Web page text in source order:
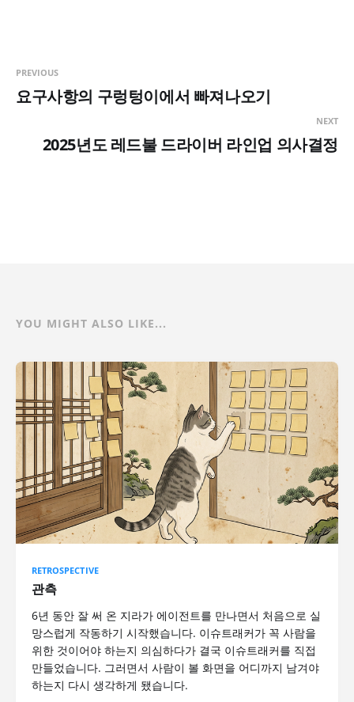
PREVIOUS
요구사항의 구렁텅이에서 빠져나오기
NEXT
2025년도 레드불 드라이버 라인업 의사결정
YOU MIGHT ALSO LIKE...
RETROSPECTIVE
관측
6년 동안 잘 써 온 지라가 에이전트를 만나면서 처음으로 실
망스럽게 작동하기 시작했습니다. 이슈트래커가 꼭 사람을
위한 것이어야 하는지 의심하다가 결국 이슈트래커를 직접
만들었습니다. 그러면서 사람이 볼 화면을 어디까지 남겨야
하는지 다시 생각하게 됐습니다.